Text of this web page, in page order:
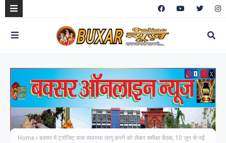
Home
बक्सर में ट्रांजिट पास व्यवस्था लागू करने को लेकर समीक्षा बैठक, 10 जून से नई